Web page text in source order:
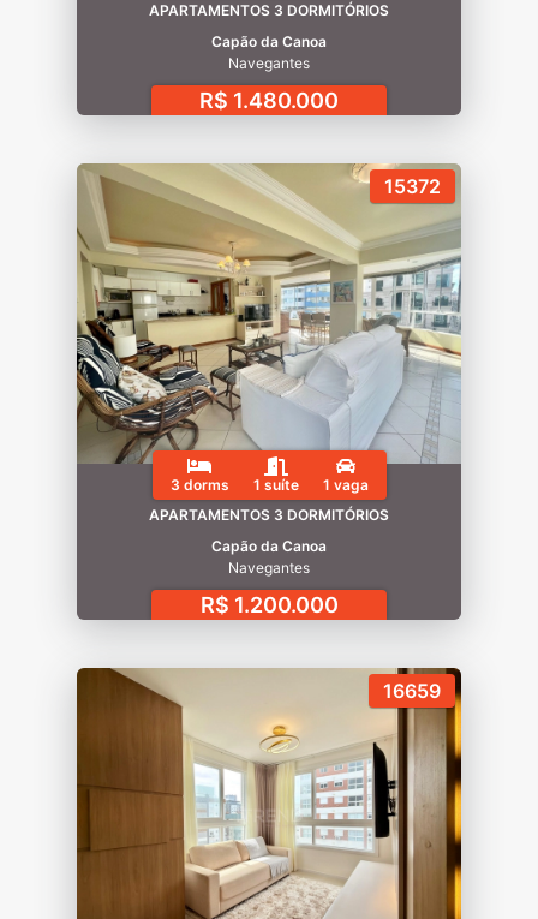
APARTAMENTOS 3 DORMITÓRIOS
Capão da Canoa
Navegantes
R$ 1.480.000
15372
3 dorms 1 suíte
1 vaga
APARTAMENTOS 3 DORMITÓRIOS
Capão da Canoa
Navegantes
R$ 1.200.000
16659